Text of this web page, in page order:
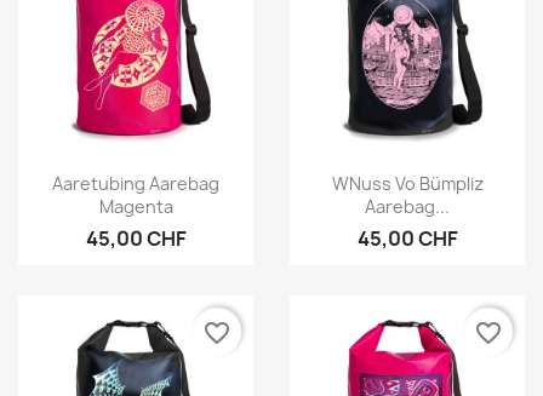
Vorschau
Aaretubing Aarebag
Magenta
45,00 CHF
Vorschau
WNuss Vo Bümpliz
Aarebag...
45,00 CHF
favorite_border favorite_border